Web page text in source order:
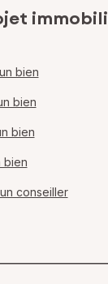
bien
bien
bien
bien
conseiller